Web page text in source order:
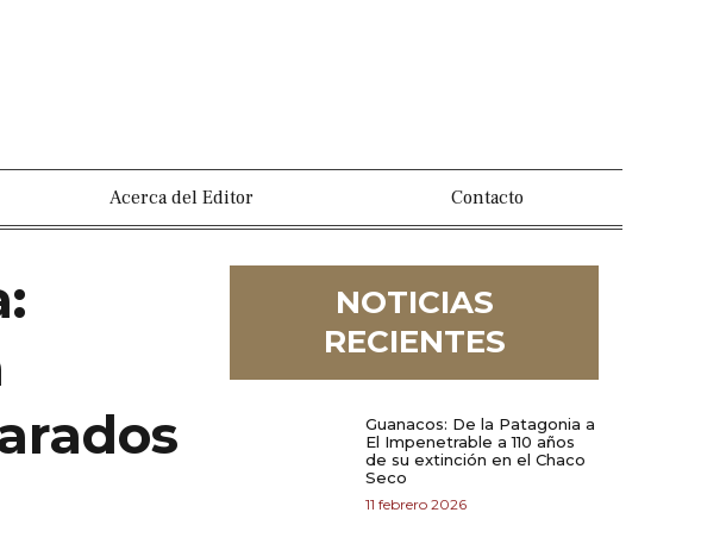
Acerca del Editor Contacto
NOTICIAS
RECIENTES
Guanacos: De la Patagonia a
El Impenetrable a 110 años
de su extinción en el Chaco
Seco
11 febrero 2026